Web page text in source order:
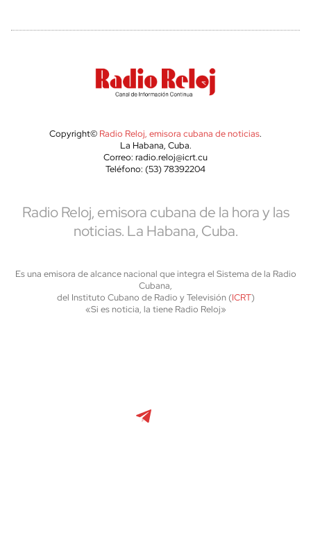
Copyright© Radio Reloj, emisora cubana de noticias.
La Habana, Cuba.
Correo: radio.reloj@icrt.cu
Teléfono: (53) 78392204
Radio Reloj, emisora cubana de la hora y las
noticias. La Habana, Cuba.
Es una emisora de alcance nacional que integra el Sistema de la Radio
Cubana,
del Instituto Cubano de Radio y Televisión (ICRT)
«Si es noticia, la tiene Radio Reloj»